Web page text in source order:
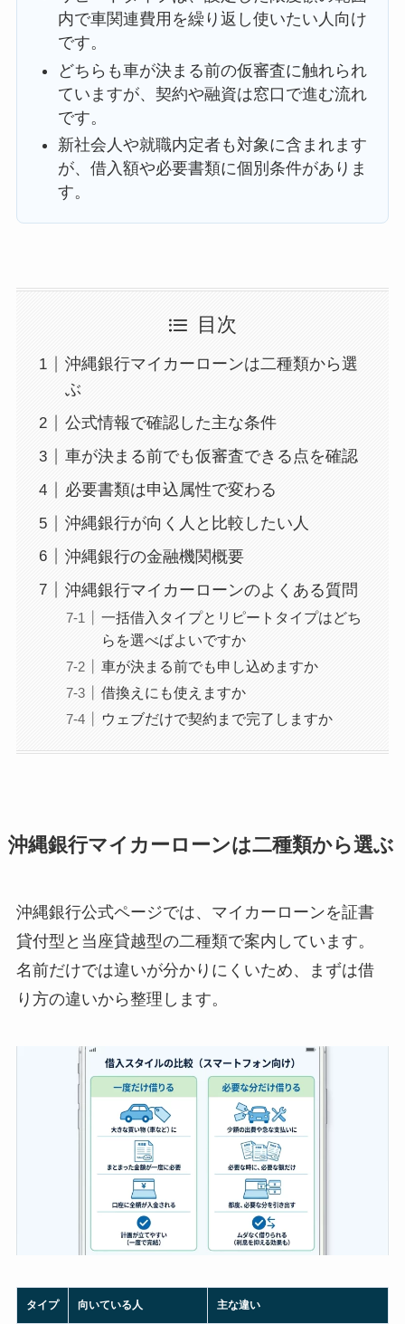
内で車関連費用を繰り返し使いたい人向け
です。
どちらも車が決まる前の仮審査に触れられ
ていますが、契約や融資は窓口で進む流れ
です。
新社会人や就職内定者も対象に含まれます
が、借入額や必要書類に個別条件がありま
す。
目次
沖縄銀行マイカーローンは二種類から選
ぶ
公式情報で確認した主な条件
車が決まる前でも仮審査できる点を確認
必要書類は申込属性で変わる
沖縄銀行が向く人と比較したい人
沖縄銀行の金融機関概要
沖縄銀行マイカーローンのよくある質問
一括借入タイプとリピートタイプはどち
らを選べばよいですか
車が決まる前でも申し込めますか
借換えにも使えますか
ウェブだけで契約まで完了しますか
沖縄銀行マイカーローンは二種類から選ぶ
沖縄銀行公式ページでは、マイカーローンを証書
貸付型と当座貸越型の二種類で案内しています。
名前だけでは違いが分かりにくいため、まずは借
り方の違いから整理します。
タイプ 向いている人 主な違い